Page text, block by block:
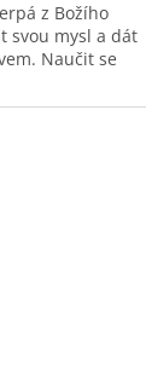
z Božího
svou mysl a dát
Naučit se